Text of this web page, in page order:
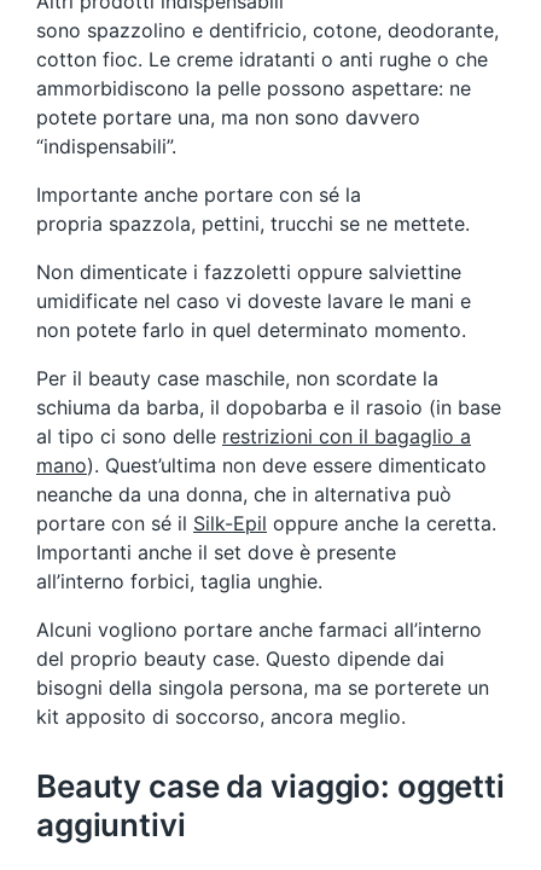
sono spazzolino e dentifricio, cotone, deodorante,
cotton fioc. Le creme idratanti o anti rughe o che
ammorbidiscono la pelle possono aspettare: ne
potete portare una, ma non sono davvero
“indispensabili”.
Importante anche portare con sé la
propria spazzola, pettini, trucchi se ne mettete.
Non dimenticate i fazzoletti oppure salviettine
umidificate nel caso vi doveste lavare le mani e
non potete farlo in quel determinato momento.
Per il beauty case maschile, non scordate la
schiuma da barba, il dopobarba e il rasoio (in base
al tipo ci sono delle restrizioni con il bagaglio a
mano). Quest’ultima non deve essere dimenticato
neanche da una donna, che in alternativa può
portare con sé il Silk-Epil oppure anche la ceretta.
Importanti anche il set dove è presente
all’interno forbici, taglia unghie.
Alcuni vogliono portare anche farmaci all’interno
del proprio beauty case. Questo dipende dai
bisogni della singola persona, ma se porterete un
kit apposito di soccorso, ancora meglio.
Beauty case da viaggio: oggetti
aggiuntivi